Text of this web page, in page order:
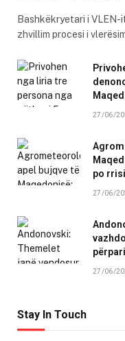
Bashkëkryetari i
zhvillim procesi i
27/06/
po
27/06/
27/06/
Stay In Touch